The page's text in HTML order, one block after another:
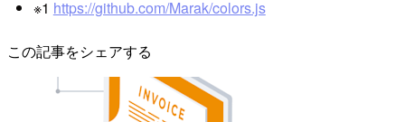
※1 https://github.com/Marak/colors.js
この記事をシェアする